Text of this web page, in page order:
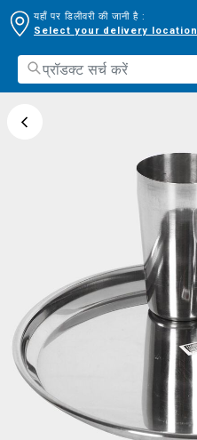
यहाँ पर डिलीवरी की जानी है :
Select your delivery location